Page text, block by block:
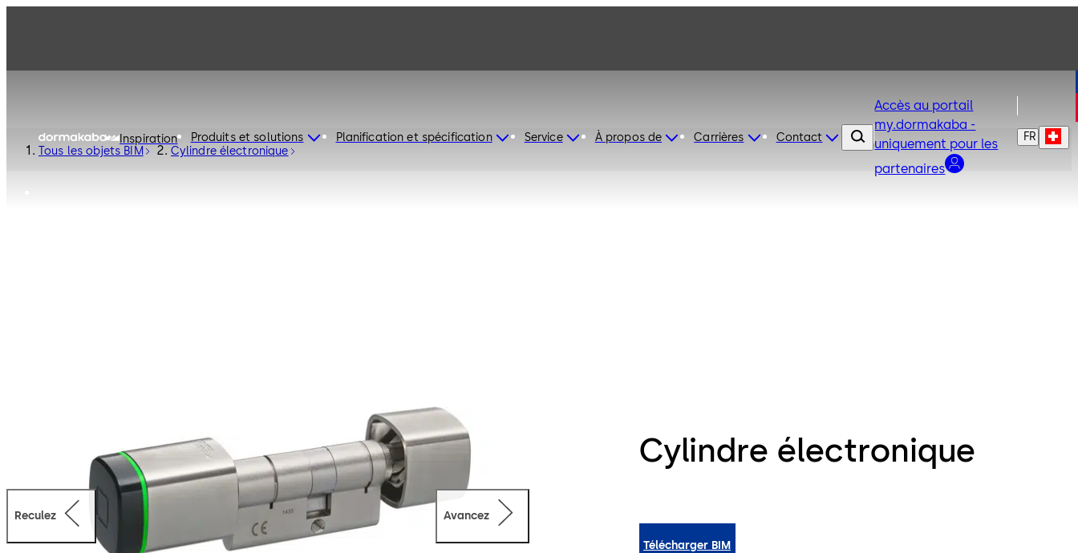
Inspiration Produits et solutions Planification et spécification Service À propos de Carrières Contact
Accès au portail
my.dormakaba -
uniquement pour les
partenaires
FR
Tous les objets BIM
Cylindre électronique
Cylindre électronique
Télécharger BIM
Reculez Avancez